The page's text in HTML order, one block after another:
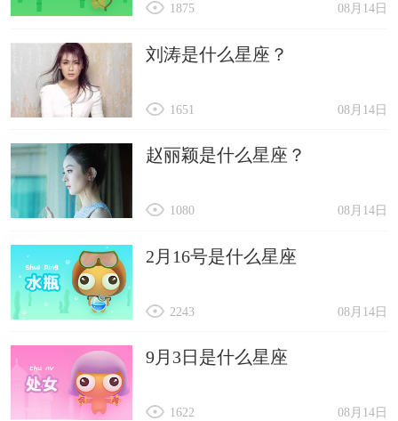
08月14日
1875
刘涛是什么星座？
08月14日
1651
赵丽颖是什么星座？
08月14日
1080
2月16号是什么星座
08月14日
2243
9月3日是什么星座
08月14日
1622